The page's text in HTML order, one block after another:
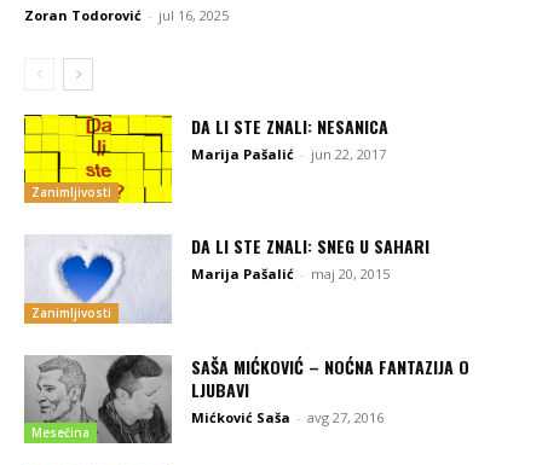
Zoran Todorović - jul 16, 2025
Zanimljivosti
DA LI STE ZNALI: NESANICA
Marija Pašalić - jun 22, 2017
Zanimljivosti
DA LI STE ZNALI: SNEG U SAHARI
Marija Pašalić - maj 20, 2015
Mesečina
SAŠA MIĆKOVIĆ – NOĆNA FANTAZIJA O
LJUBAVI
Mićković Saša - avg 27, 2016